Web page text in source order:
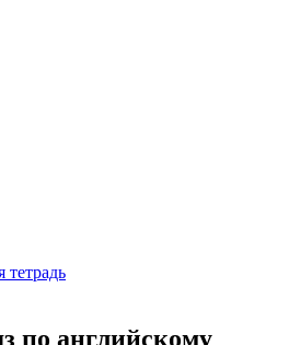
тетрадь
по английскому